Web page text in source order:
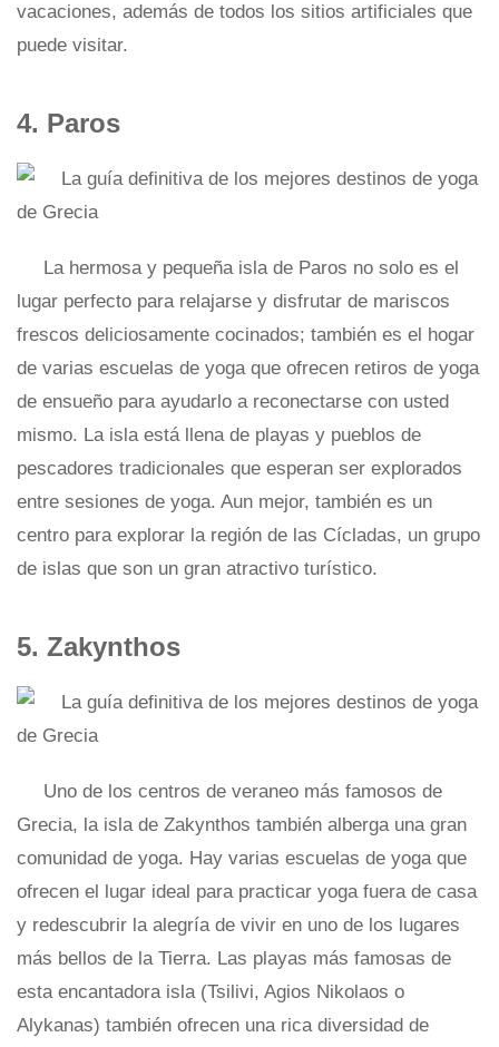
vacaciones, además de todos los sitios artificiales que
puede visitar.
4. Paros
La hermosa y pequeña isla de Paros no solo es el
lugar perfecto para relajarse y disfrutar de mariscos
frescos deliciosamente cocinados; también es el hogar
de varias escuelas de yoga que ofrecen retiros de yoga
de ensueño para ayudarlo a reconectarse con usted
mismo. La isla está llena de playas y pueblos de
pescadores tradicionales que esperan ser explorados
entre sesiones de yoga. Aun mejor, también es un
centro para explorar la región de las Cícladas, un grupo
de islas que son un gran atractivo turístico.
5. Zakynthos
Uno de los centros de veraneo más famosos de
Grecia, la isla de Zakynthos también alberga una gran
comunidad de yoga. Hay varias escuelas de yoga que
ofrecen el lugar ideal para practicar yoga fuera de casa
y redescubrir la alegría de vivir en uno de los lugares
más bellos de la Tierra. Las playas más famosas de
esta encantadora isla (Tsilivi, Agios Nikolaos o
Alykanas) también ofrecen una rica diversidad de